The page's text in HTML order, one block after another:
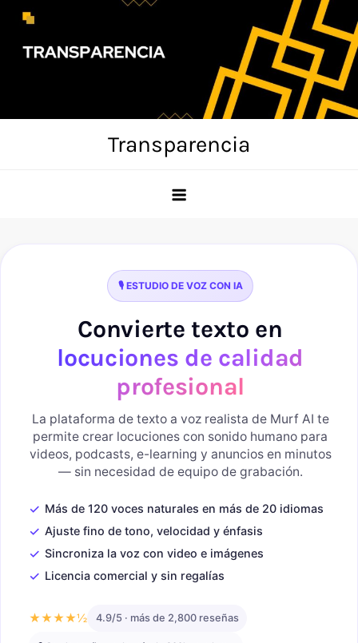
Skip
content
Transparencia
🎙️ ESTUDIO DE VOZ CON IA
Convierte texto en
locuciones de calidad
profesional
La plataforma de texto a voz realista de Murf AI te
permite crear locuciones con sonido humano para
videos, podcasts, e-learning y anuncios en minutos
— sin necesidad de equipo de grabación.
✓ Más de 120 voces naturales en más de 20 idiomas
✓ Ajuste fino de tono, velocidad y énfasis
✓ Sincroniza la voz con video e imágenes
✓ Licencia comercial y sin regalías
★★★★½ 4.9/5 · más de 2,800 reseñas